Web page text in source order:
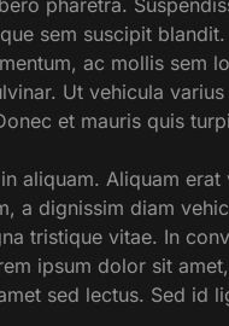
sem suscipit
ac mollis sem
Ut vehicula
et mauris quis
aliquam. Aliquam
a dignissim diam
tristique vitae. In
ipsum dolor sit
sed lectus. Sed id